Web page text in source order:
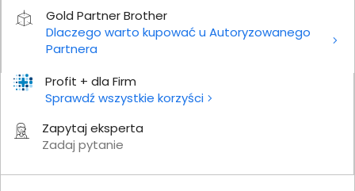
Profit + dla Firm
Sprawdź wszystkie korzyści
Zapytaj eksperta
Zadaj pytanie
Gold Partner Brother
Dlaczego warto kupować u Autoryzowanego
Partnera